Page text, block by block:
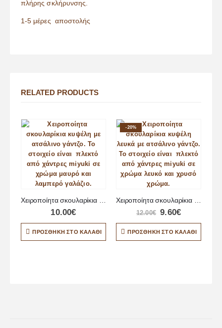
πλήρης σκλήρυνσης.
1-5 μέρες αποστολής
RELATED PRODUCTS
Χειροποίητα σκουλαρίκια κυψέλη
10.00€
ΠΡΟΣΘΉΚΗ ΣΤΟ ΚΑΛΆΘΙ
-20%
Χειροποίητα σκουλαρίκια κυψέλη λευκά
12.00€ 9.60€
ΠΡΟΣΘΉΚΗ ΣΤΟ ΚΑΛΆΘΙ